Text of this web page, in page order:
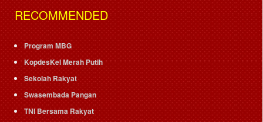
RECOMMENDED
Program MBG
KopdesKel Merah Putih
Sekolah Rakyat
Swasembada Pangan
TNI Bersama Rakyat